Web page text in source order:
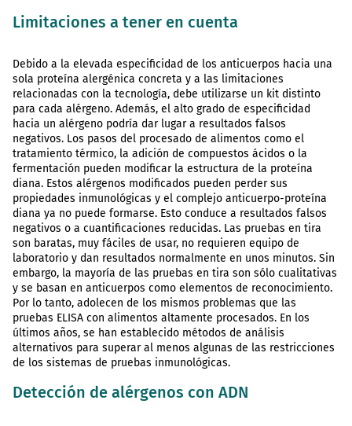
Limitaciones a tener en cuenta
Debido a la elevada especificidad de los anticuerpos hacia una
sola proteína alergénica concreta y a las limitaciones
relacionadas con la tecnología, debe utilizarse un kit distinto
para cada alérgeno. Además, el alto grado de especificidad
hacia un alérgeno podría dar lugar a resultados falsos
negativos. Los pasos del procesado de alimentos como el
tratamiento térmico, la adición de compuestos ácidos o la
fermentación pueden modificar la estructura de la proteína
diana. Estos alérgenos modificados pueden perder sus
propiedades inmunológicas y el complejo anticuerpo-proteína
diana ya no puede formarse. Esto conduce a resultados falsos
negativos o a cuantificaciones reducidas. Las pruebas en tira
son baratas, muy fáciles de usar, no requieren equipo de
laboratorio y dan resultados normalmente en unos minutos. Sin
embargo, la mayoría de las pruebas en tira son sólo cualitativas
y se basan en anticuerpos como elementos de reconocimiento.
Por lo tanto, adolecen de los mismos problemas que las
pruebas ELISA con alimentos altamente procesados. En los
últimos años, se han establecido métodos de análisis
alternativos para superar al menos algunas de las restricciones
de los sistemas de pruebas inmunológicas.
Detección de alérgenos con ADN